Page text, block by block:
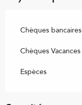
Chèques
Chèques Vacances
Espèces